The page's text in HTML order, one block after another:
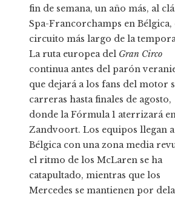
fin de semana, un año más, al
Spa-Francorchamps en Bélgica,
circuito más largo de la
La ruta europea del Gran Circo
continua antes del parón
que dejará a los fans del motor
carreras hasta finales de agosto,
donde la Fórmula 1 aterrizará
Zandvoort. Los equipos llegan a
Bélgica con una zona media
el ritmo de los McLaren se ha
catapultado, mientras que los
Mercedes se mantienen por